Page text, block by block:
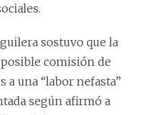
sostuvo que la
comisión de
una “labor nefasta”
según afirmó a